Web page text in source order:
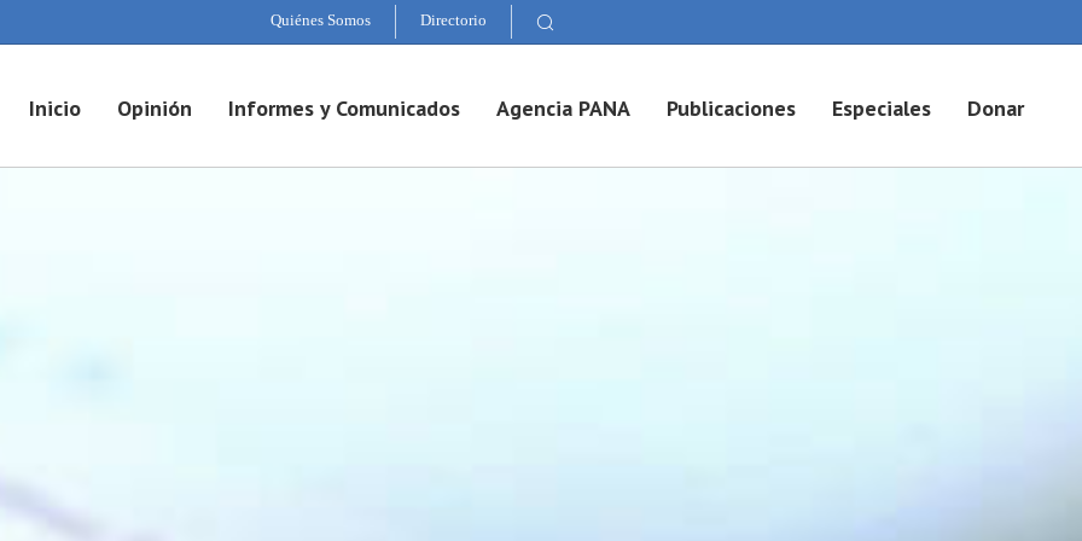
Quiénes Somos Directorio
Inicio Opinión Informes y Comunicados Agencia PANA Publicaciones Especiales Donar